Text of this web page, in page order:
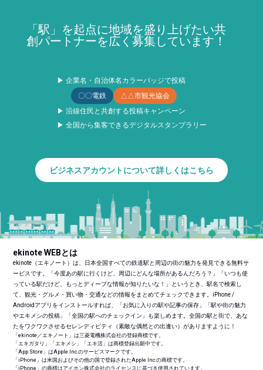
「駅」を起点に地域を盛り上げたい共
創パートナーを広く募集しています！
▶ 企業名・自治体名カラーバッジで投稿
〇〇電鉄
△△市観光協会
▶ 沿線住民と共創する投稿キャンペーン
▶ 全国から集客できるデジタルスタンプラリー
ビジネスアカウントについて詳しくはこちら
ekinote WEBとは
ekinote（エキノート）は、日本全国すべての鉄道駅と周辺の街の魅力を発見できる無料サ
ービスです。「今度あの駅に行くけど、周辺にどんな場所があるんだろう？」「いつも使
っている駅だけど、もっとディープな情報が知りたいな！」というとき、駅名で検索し
て、観光・グルメ・買い物・交通などの情報をまとめてチェックできます。iPhone /
Androidアプリをインストールすれば、「お気に入りの駅や記事の保存」「駅や街の魅力
やエキメシの投稿」「全国の駅へのチェックイン」も楽しめます。全国の駅と街で、あな
たをワクワクさせるセレンディピティ（素敵な偶然との出逢い）がありますように！
「ekinote／エキノート」は三菱電機株式会社の登録商標です。
「エキガタリ」「エキメシ」「エキ活」は商標登録出願中です。
「App Store」はApple Inc.のサービスマークです。
「iPhone」は米国およびその他の国で登録されたApple Inc.の商標です。
「iPhone」の商標はアイホン株式会社のライセンスに基づき使用されています。